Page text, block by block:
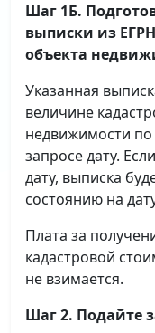
Шаг 1Б.
выписки из
объекта
Указанная
величине
недвижимости
запросе дату.
дату, выписка
состоянию на
Плата за
кадастровой
не взимается.
Шаг 2. Подайте